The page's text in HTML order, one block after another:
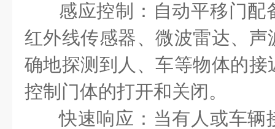
感应控制：自动平移门配
红外线传感器、微波雷达、
确地探测到人、车等物体的
控制门体的打开和关闭。
快速响应：当有人或车辆